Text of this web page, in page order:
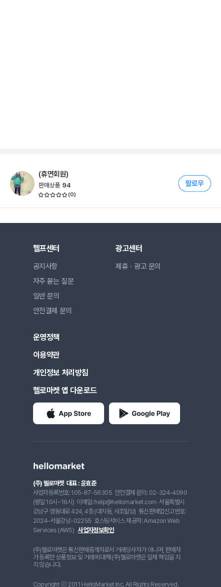
(휴면회원)
판매상품 94
(0)
헬프센터
공지사항
자주 묻는 질문
일반 문의
안전결제 문의
광고센터
제휴ㆍ광고 문의
운영정책
이용약관
개인정보 처리방침
헬로마켓 앱 다운로드
(주) 헬로마켓 대표 : 윤효준
사업자등록번호: 105-87-56305 안전결제 문의: 02-324-4090
(평일 10시~16시) 이메일: help@hellomarket.com 서울특별시
강남구 영동대로 424, 4층 (대치동, 사조빌딩) 통신판매업신고번호:
2024-서울강남-02255 호스팅서비스 제공자: Amazon Web
Services (AWS) 사업자정보확인
(주)헬로마켓은 통신판매중개자로서 거래당사자가 아니며, 판매자
가 등록한 상품정보 및 거래에 대해 (주)헬로마켓은 일체 책임을 지
지 않습니다.
Copyright ⓒ 2011 HelloMarket Inc. All Rights Reserved.